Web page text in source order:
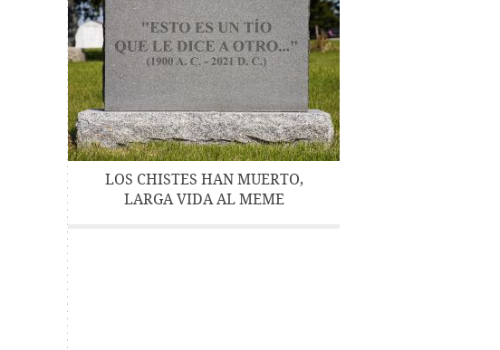
LOS CHISTES HAN MUERTO,
LARGA VIDA AL MEME